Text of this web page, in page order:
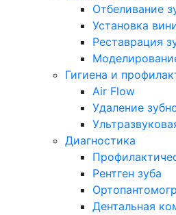
Отбеливание
Установка
Реставрация
Гигиена и
Air Flow
Удаление
Диагностика
Рентген зуба
Дентальная